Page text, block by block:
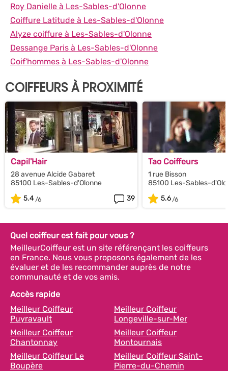
Roy Danielle à Les-Sables-d'Olonne
Coiffure Latitude à Les-Sables-d'Olonne
Alyze coiffure à Les-Sables-d'Olonne
Dessange Paris à Les-Sables-d'Olonne
Coif'hommes à Les-Sables-d'Olonne
COIFFEURS À PROXIMITÉ
Capil'Hair
28 avenue Alcide Gabaret
85100 Les-Sables-d'Olonne
5.4
39
Tao Coiffeurs
1 rue Bisson
85100 Les-Sables-
5.6
Quel coiffeur est fait pour vous ?
MeilleurCoiffeur est un site référençant les coiffeurs
en France. Nous vous proposons également de les
évaluer et de les recommander auprès de notre
communauté et de vos amis.
Accès rapide
Meilleur Coiffeur
Puyravault
Meilleur Coiffeur
Longeville-sur-Mer
Meilleur Coiffeur
Chantonnay
Meilleur Coiffeur
Montournais
Meilleur Coiffeur Le
Boupère
Meilleur Coiffeur Saint-
Pierre-du-Chemin